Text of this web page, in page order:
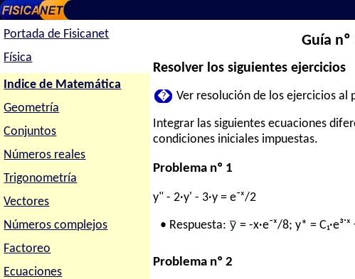
Portada de Fisicanet
Física
Indice de Matemática
Geometría
Conjuntos
Números reales
Trigonometría
Vectores
Números complejos
Factoreo
Ecuaciones
Guía
Resolver los siguientes ejercicios
� Ver resolución de los ejercicios al
Integrar las siguientes ecuaciones
condiciones iniciales impuestas.
Problema nº 1
y" - 2·y' - 3·y = e⁻ˣ/2
• Respuesta: = -x·e⁻ˣ/8; y* = C₁·e³˙ˣ
Problema nº 2